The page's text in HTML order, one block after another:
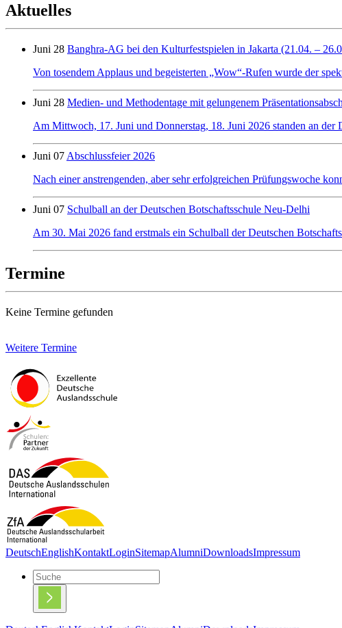
Aktuelles
Juni 28 Banghra-AG bei den Kulturfestspielen in Jakarta (21.04. –
Von tosendem Applaus und begeisterten „Wow“-Rufen wurde der
Juni 28 Medien- und Methodentage mit gelungenem
Am Mittwoch, 17. Juni und Donnerstag, 18. Juni 2026 standen an
Juni 07 Abschlussfeier 2026
Nach einer anstrengenden, aber sehr erfolgreichen Prüfungswoche
Juni 07 Schulball an der Deutschen Botschaftsschule Neu-Delhi
Am 30. Mai 2026 fand erstmals ein Schulball der Deutschen
Termine
Keine Termine gefunden
Weitere Termine
DeutschEnglishKontaktLoginSitemapAlumniDownloadsImpressum